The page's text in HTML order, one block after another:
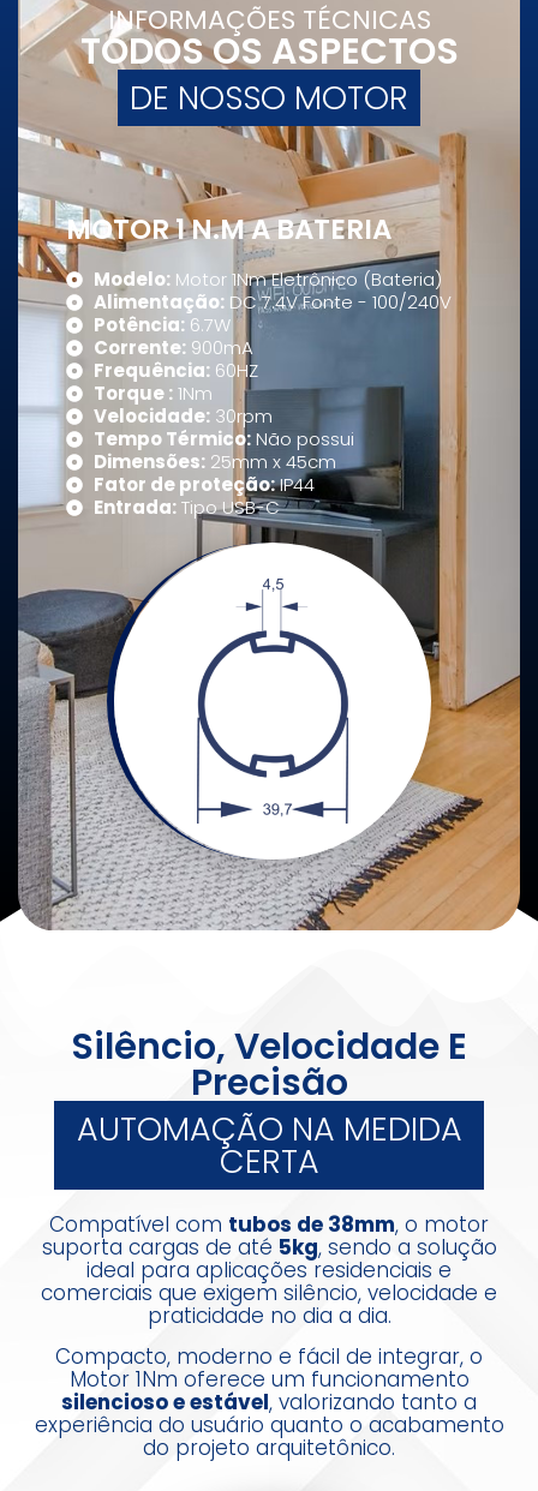
INFORMAÇÕES TÉCNICAS
TODOS OS ASPECTOS
DE NOSSO MOTOR
MOTOR 1 N.M A BATERIA
Modelo:Motor 1Nm Eletrônico (Bateria)
Alimentação:DC 7.4V Fonte - 100/240V
Potência:6.7W
Corrente:900mA
Frequência:60HZ
Torque :1Nm
Velocidade:30rpm
Tempo Térmico:Não possui
Dimensões:25mm x 45cm
Fator de proteção:IP44
Entrada:Tipo USB-C
Silêncio, Velocidade E
Precisão
AUTOMAÇÃO NA MEDIDA
CERTA
Compatível com tubos de 38mm, o motor
suporta cargas de até 5kg, sendo a solução
ideal para aplicações residenciais e
comerciais que exigem silêncio, velocidade e
praticidade no dia a dia.
Compacto, moderno e fácil de integrar, o
Motor 1Nm oferece um funcionamento
silencioso e estável, valorizando tanto a
experiência do usuário quanto o acabamento
do projeto arquitetônico.